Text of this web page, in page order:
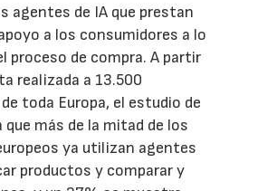
agentes de IA que prestan
a los consumidores a lo
proceso de compra. A partir
realizada a 13.500
toda Europa, el estudio de
más de la mitad de los
ya utilizan agentes
productos y comparar y